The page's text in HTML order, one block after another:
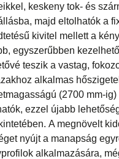
keskeny tok- és
majd eltolhatók a
kivitel mellett a
egyszerűbben
teszik a vastag,
alkalmas
(2700 mm-
ezzel újabb
A megnövelt
nyújt a manapság
alkalmazására,